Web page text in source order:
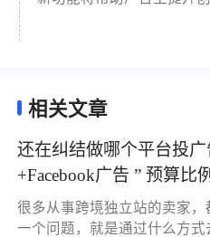
相关文章
还在纠结做哪个平台投
+Facebook广告 ” 预算比
很多从事跨境独立站的卖家，
一个问题，就是通过什么方式